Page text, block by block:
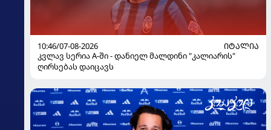
10:46/07-08-2026
ᲘᲢᲐᲚᲘᲐ
კვლავ სერია A-ში - დანიელ მალდინი "კალიარის"
ღირსებას დაიცავს